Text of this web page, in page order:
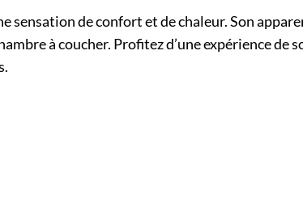
sensation de confort et de chaleur. Son
à coucher. Profitez d’une expérience de